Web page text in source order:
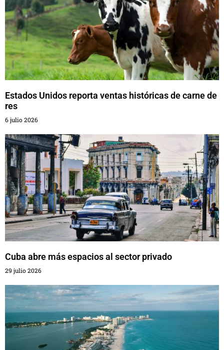
Estados Unidos reporta ventas históricas de carne de
res
6 julio 2026
Cuba abre más espacios al sector privado
29 julio 2026